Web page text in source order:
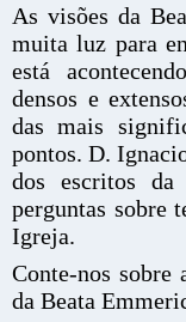
As visões da
muita luz para
está
densos e
das mais
pontos. D.
dos escritos da
perguntas sobre
Igreja.
Conte-nos sobre
da Beata